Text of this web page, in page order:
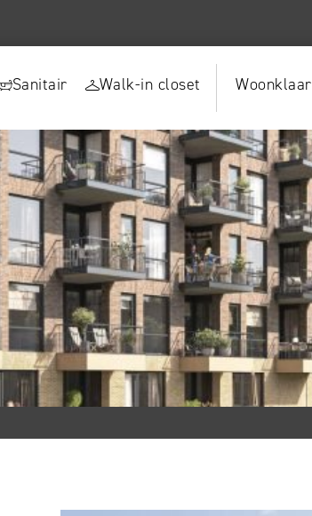
Sanitair Walk-in closet Woonklaar